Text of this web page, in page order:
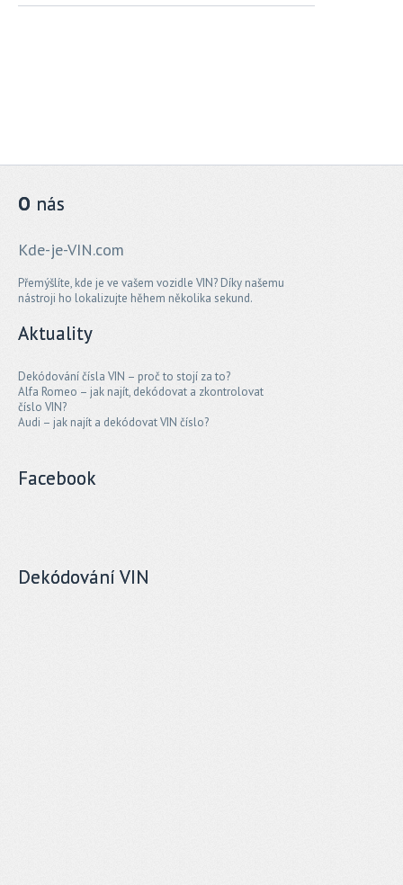
O nás
Kde-je-VIN.com
Přemýšlíte, kde je ve vašem vozidle VIN? Díky našemu
nástroji ho lokalizujte hěhem několika sekund.
Aktuality
Dekódování čísla VIN – proč to stojí za to?
Alfa Romeo – jak najít, dekódovat a zkontrolovat
číslo VIN?
Audi – jak najít a dekódovat VIN číslo?
Facebook
Dekódování VIN